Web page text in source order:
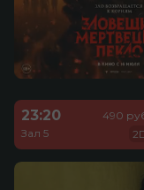
23:20
Зал 5
490